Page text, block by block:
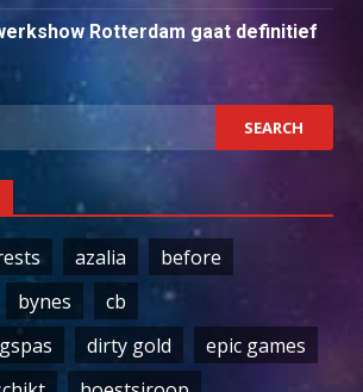
Rotterdam gaat definitief
azalia
before
bynes
cb
dirty gold
epic games